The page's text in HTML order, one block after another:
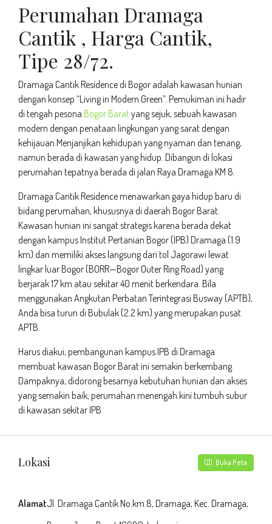
Perumahan Dramaga
Cantik , Harga Cantik,
Tipe 28/72.
Dramaga Cantik Residence di Bogor adalah kawasan hunian
dengan konsep “Living in Modern Green”. Pemukiman ini hadir
di tengah pesona Bogor Baratyang sejuk, sebuah kawasan
modern dengan penataan lingkungan yang sarat dengan
kehijauan.Menjanjikan kehidupan yang nyaman dan tenang,
namun berada di kawasan yang hidup. Dibangun di lokasi
perumahan tepatnya berada di jalan Raya Dramaga KM 8.
Dramaga Cantik Residence menawarkan gaya hidup baru di
bidang perumahan, khususnya di daerah Bogor Barat.
Kawasan hunian ini sangat strategis karena berada dekat
dengan kampus Institut Pertanian Bogor (IPB) Dramaga (1.9
km) dan memiliki akses langsung dari tol Jagorawi lewat
lingkar luar Bogor (BORR—Bogor Outer Ring Road) yang
berjarak 17 km atau sekitar 40 menit berkendara. Bila
menggunakan Angkutan Perbatan Terintegrasi Busway (APTB),
Anda bisa turun di Bubulak (2.2 km) yang merupakan pusat
APTB.
Harus diakui, pembangunan kampus IPB di Dramaga
membuat kawasan Bogor Barat ini semakin berkembang.
Dampaknya, didorong besarnya kebutuhan hunian dan akses
yang semakin baik, perumahan menengah kini tumbuh subur
di kawasan sekitar IPB.
Lokasi Buka Peta
AlamatJl. Dramaga Cantik No.km.8, Dramaga, Kec. Dramaga,